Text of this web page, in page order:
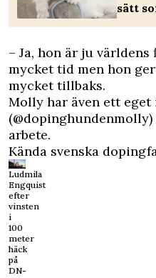
sätt
– Ja, hon är ju
mycket tid men hon
mycket tillbaks.
Molly har även ett
arbete.
Kända svenska
Ludmila
Engquist
efter
vinsten
i
100
meter
häck
på
DN-